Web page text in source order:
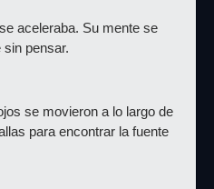
aceleraba. Su mente se
pensar.
se movieron a lo largo de
para encontrar la fuente